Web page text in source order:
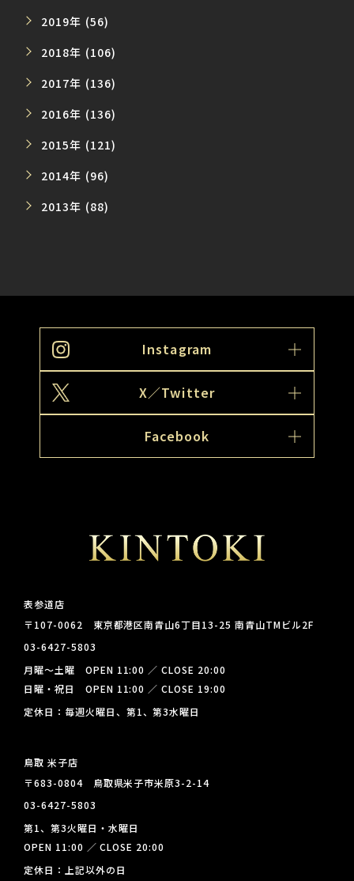
2019年 (56)
2018年 (106)
2017年 (136)
2016年 (136)
2015年 (121)
2014年 (96)
2013年 (88)
Instagram
X／Twitter
Facebook
表参道店
〒107-0062 東京都港区南青山6丁目13-25 南青山TMビル2F
03-6427-5803
月曜～土曜 OPEN 11:00 ／ CLOSE 20:00
日曜・祝日 OPEN 11:00 ／ CLOSE 19:00
定休日：毎週火曜日、第1、第3水曜日
鳥取 米子店
〒683-0804 鳥取県米子市米原3-2-14
03-6427-5803
第1、第3火曜日・水曜日
OPEN 11:00 ／ CLOSE 20:00
定休日：上記以外の日